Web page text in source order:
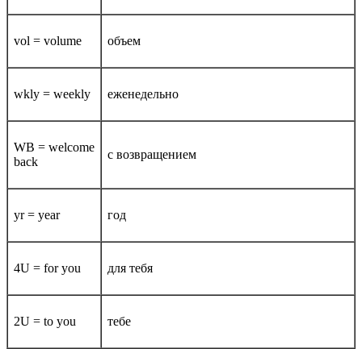
vol = volume объем
wkly = weekly еженедельно
WB = welcome
back
с возвращением
yr = year год
4U = for you для тебя
2U = to you тебе